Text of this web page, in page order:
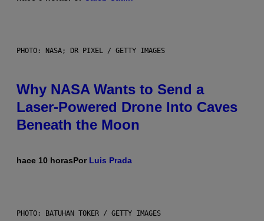
PHOTO: NASA; DR PIXEL / GETTY IMAGES
Why NASA Wants to Send a
Laser-Powered Drone Into Caves
Beneath the Moon
hace 10 horasPor Luis Prada
PHOTO: BATUHAN TOKER / GETTY IMAGES